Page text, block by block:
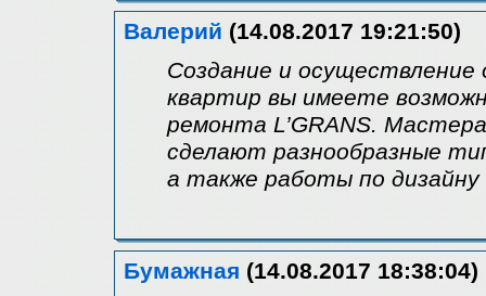
Валерий (14.08.2017 19:21:50)
Создание и осуществление
квартир вы имеете
ремонта L’GRANS.
сделают разнообразные
а также работы по дизайну
Бумажная (14.08.2017 18:38:04)